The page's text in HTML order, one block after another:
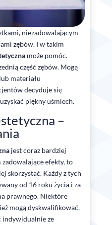
niezadowalającym
zębów. I w takim
może pomóc.
część zębów. Mogą
materiału
decyduje się
piękny uśmiech.
–
jest coraz bardziej
efekty, to
skorzystać. Każdy z tych
od 16 roku życia i za
prawnego. Niektóre
mogą dyskwalifikować,
indywidualnie ze